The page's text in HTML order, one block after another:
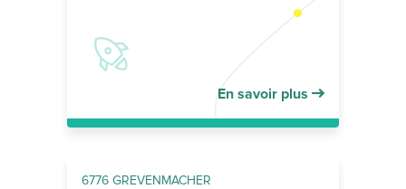
En savoir plus
6776 GREVENMACHER